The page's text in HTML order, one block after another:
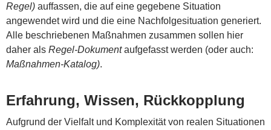
Regel) auffassen, die auf eine gegebene Situation
angewendet wird und die eine Nachfolgesituation generiert.
Alle beschriebenen Maßnahmen zusammen sollen hier
daher als Regel-Dokumentaufgefasst werden (oder auch:
Maßnahmen-Katalog).
Erfahrung, Wissen, Rückkopplung
Aufgrund der Vielfalt und Komplexität von realen Situationen